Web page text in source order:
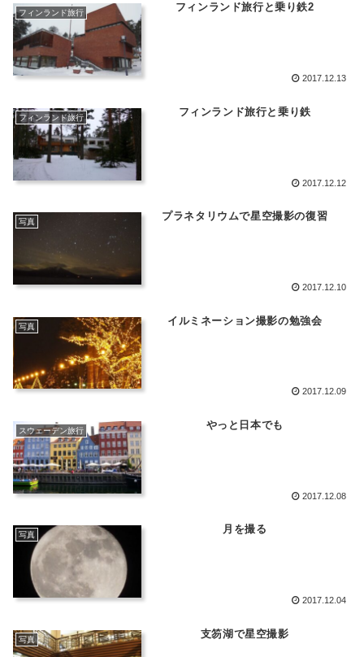
フィンランド旅行 フィンランド旅行と乗り鉄2
2017.12.13
フィンランド旅行 フィンランド旅行と乗り鉄
2017.12.12
写真 プラネタリウムで星空撮影の復習
2017.12.10
写真 イルミネーション撮影の勉強会
2017.12.09
スウェーデン旅行 やっと日本でも
2017.12.08
写真 月を撮る
2017.12.04
写真 支笏湖で星空撮影